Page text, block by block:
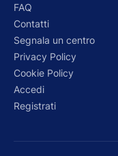
FAQ
Contatti
Segnala un centro
Privacy Policy
Cookie Policy
Accedi
Registrati